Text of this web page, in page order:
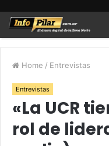
Home / Entrevistas
Entrevistas
«La UCR
rol de